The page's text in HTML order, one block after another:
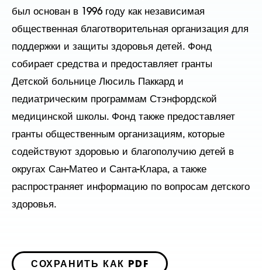
был основан в 1996 году как независимая
общественная благотворительная организация для
поддержки и защиты здоровья детей. Фонд
собирает средства и предоставляет гранты
Детской больнице Люсиль Паккард и
педиатрическим программам Стэнфордской
медицинской школы. Фонд также предоставляет
гранты общественным организациям, которые
содействуют здоровью и благополучию детей в
округах Сан-Матео и Санта-Клара, а также
распространяет информацию по вопросам детского
здоровья.
СОХРАНИТЬ КАК PDF